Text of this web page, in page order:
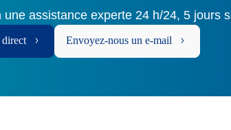
assistance experte 24 h/24, 5 jours
direct Envoyez-nous un e-mail